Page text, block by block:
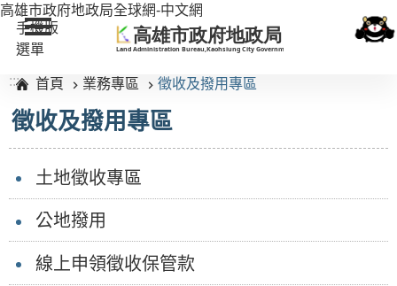
跳到主要內容區塊
手機版
選單
高雄市政府地政局全球網-中文網
::: 首頁 業務專區 徵收及撥用專區
徵收及撥用專區
土地徵收專區
公地撥用
線上申領徵收保管款